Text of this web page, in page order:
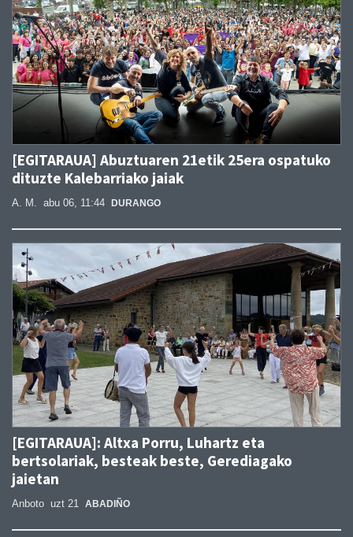
[EGITARAUA] Abuztuaren 21etik 25era ospatuko
dituzte Kalebarriako jaiak
A. M. abu 06, 11:44 DURANGO
[EGITARAUA]: Altxa Porru, Luhartz eta
bertsolariak, besteak beste, Gerediagako
jaietan
Anboto uzt 21 ABADIÑO